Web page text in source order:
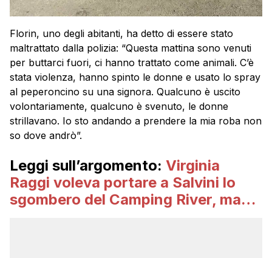
Florin, uno degli abitanti, ha detto di essere stato
maltrattato dalla polizia: “Questa mattina sono venuti
per buttarci fuori, ci hanno trattato come animali. C’è
stata violenza, hanno spinto le donne e usato lo spray
al peperoncino su una signora. Qualcuno è uscito
volontariamente, qualcuno è svenuto, le donne
strillavano. Io sto andando a prendere la mia roba non
so dove andrò”.
Leggi sull’argomento: Virginia
Raggi voleva portare a Salvini lo
sgombero del Camping River, ma…